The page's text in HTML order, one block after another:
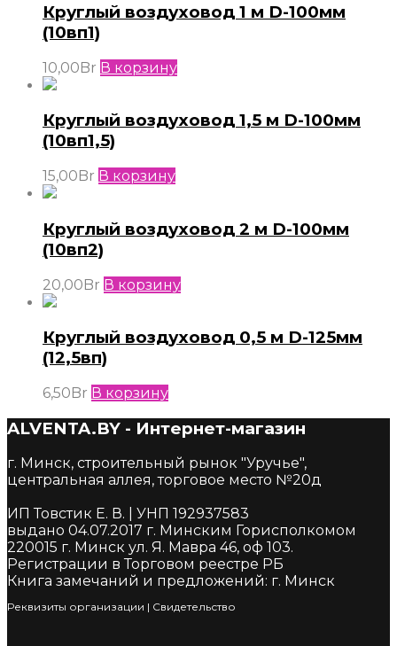
Круглый воздуховод 1 м D-100мм
(10вп1)
10,00Br В корзину
Круглый воздуховод 1,5 м D-100мм
(10вп1,5)
15,00Br В корзину
Круглый воздуховод 2 м D-100мм
(10вп2)
20,00Br В корзину
Круглый воздуховод 0,5 м D-125мм
(12,5вп)
6,50Br В корзину
ALVENTA.BY - Интернет-магазин
г. Минск, строительный рынок "Уручье",
центральная аллея, торговое место №20д
ИП Товстик Е. В. | УНП 192937583
выдано 04.07.2017 г. Минским Горисполкомом
220015 г. Минск ул. Я. Мавра 46, оф 103.
Регистрации в Торговом реестре РБ
Книга замечаний и предложений: г. Минск
Реквизиты организации | Cвидетельство